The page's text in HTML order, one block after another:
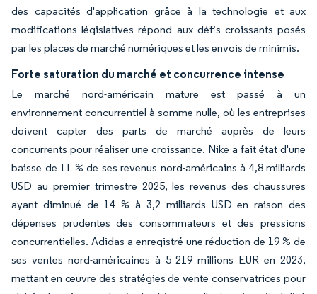
des capacités d'application grâce à la technologie et aux
modifications législatives répond aux défis croissants posés
par les places de marché numériques et les envois de minimis.
Forte saturation du marché et concurrence intense
Le marché nord-américain mature est passé à un
environnement concurrentiel à somme nulle, où les entreprises
doivent capter des parts de marché auprès de leurs
concurrents pour réaliser une croissance. Nike a fait état d'une
baisse de 11 % de ses revenus nord-américains à 4,8 milliards
USD au premier trimestre 2025, les revenus des chaussures
ayant diminué de 14 % à 3,2 milliards USD en raison des
dépenses prudentes des consommateurs et des pressions
concurrentielles. Adidas a enregistré une réduction de 19 % de
ses ventes nord-américaines à 5 219 millions EUR en 2023,
mettant en œuvre des stratégies de vente conservatrices pour